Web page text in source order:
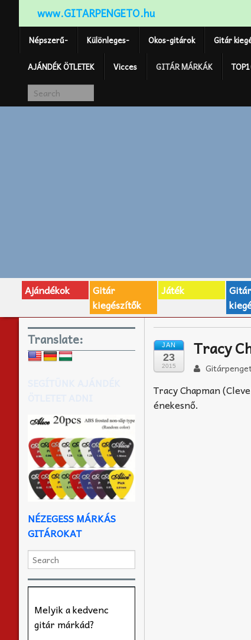
www.GITARPENGETO.hu
Népszerű- Különleges- Okos-gitárok Gitár
AJÁNDÉK ÖTLETEK Vicces GITÁR MÁRKÁK
Ajándékok
Gitár
kiegészítők
Játék
JAN
23
2015
Tracy
Tracy Chapman
énekesnő.
Translate:
NÉZEGESS MÁRKÁS
GITÁROKAT
Melyik a kedvenc
gitár márkád?